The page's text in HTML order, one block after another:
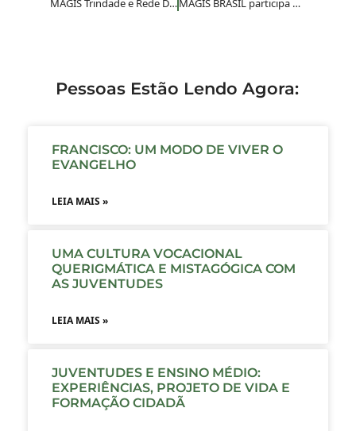
MAGIS Trindade e Rede Diakonia: as juventudes na Igreja em saída. MAGIS BRASIL participa de Jornada Internacional de Comunicação
Pessoas Estão Lendo Agora:
FRANCISCO: UM MODO DE VIVER O
EVANGELHO
LEIA MAIS »
UMA CULTURA VOCACIONAL
QUERIGMÁTICA E MISTAGÓGICA COM
AS JUVENTUDES
LEIA MAIS »
JUVENTUDES E ENSINO MÉDIO:
EXPERIÊNCIAS, PROJETO DE VIDA E
FORMAÇÃO CIDADÃ